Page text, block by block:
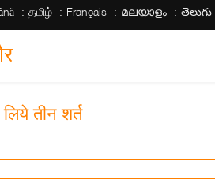
தமிழ் Français മലയാളം తెలుగు
तीन शर्त